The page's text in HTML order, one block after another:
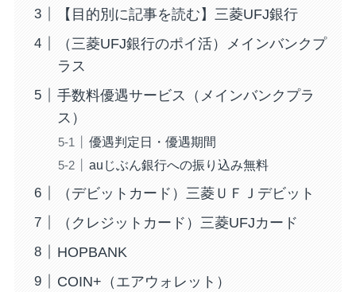
【目的別に記事を読む】三菱UFJ銀行
（三菱UFJ銀行のポイ活）メインバンクプ
ラス
手数料優遇サービス（メインバンクプラ
ス）
優遇判定日・優遇期間
auじぶん銀行への振り込み無料
（デビットカード）三菱ＵＦＪデビット
（クレジットカード）三菱UFJカード
HOPBANK
COIN+（エアウォレット）